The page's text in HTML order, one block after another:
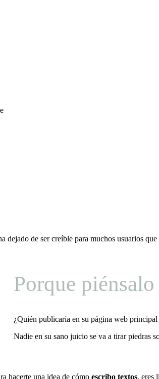
dejado de ser creíble para muchos usuarios
Porque
¿Quién publicaría en su página web
Nadie en su sano juicio se va a tirar piedras
hacerte una idea de cómo escribo textos, eres